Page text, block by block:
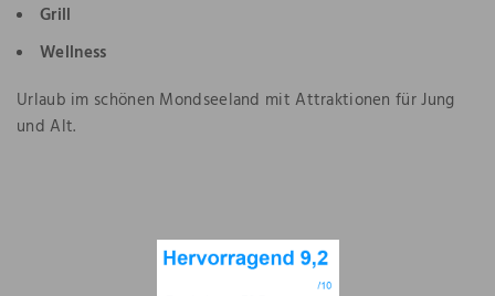
Grill
Wellness
Urlaub im schönen Mondseeland mit Attraktionen für Jung
und Alt.